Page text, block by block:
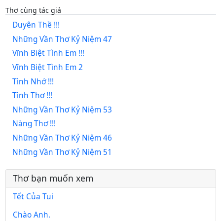
Thơ cùng tác giả
Duyên Thề !!!
Những Vần Thơ Kỷ Niệm 47
Vĩnh Biệt Tình Em !!!
Vĩnh Biệt Tình Em 2
Tình Nhớ !!!
Tình Thơ !!!
Những Vần Thơ Kỷ Niệm 53
Nàng Thơ !!!
Những Vần Thơ Kỷ Niệm 46
Những Vần Thơ Kỷ Niệm 51
Thơ bạn muốn xem
Tết Của Tui
Chào Anh.